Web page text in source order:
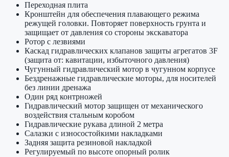
Переходная плита
Кронштейн для обеспечения плавающего режима
режущей головки. Повторяет поверхность грунта и
защищает от давления со стороны экскаватора
Ротор с лезвиями
Каскад гидравлических клапанов защиты агрегатов 3F
(защита от: кавитации, избыточного давления)
Чугунный гидравлический мотор в чугунном корпусе
Бездренажные гидравлические моторы, для носителей
без линии дренажа
Один ряд контрножей
Гидравлический мотор защищен от механического
воздействия стальным коробом
Гидравлические рукава длиной 2 метра
Салазки с износостойкими накладками
Задняя защита резиновой накладкой
Регулируемый по высоте опорный ролик